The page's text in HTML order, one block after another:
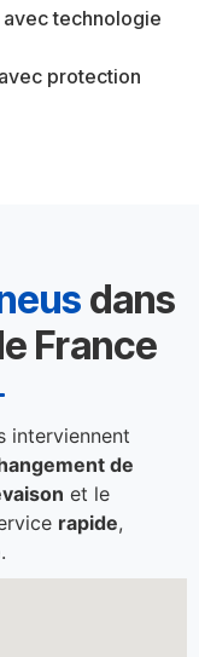
technologie
protection
dans
France
interviennent
de
et le
rapide,
.